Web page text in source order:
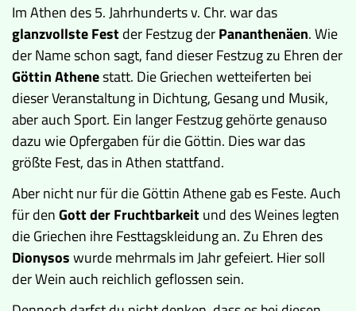
Im Athen des 5. Jahrhunderts v. Chr. war das
glanzvollste Festder Festzug derPananthenäen. Wie
der Name schon sagt, fand dieser Festzug zu Ehren der
Göttin Athenestatt. Die Griechen wetteiferten bei
dieser Veranstaltung in Dichtung, Gesang und Musik,
aber auch Sport. Ein langer Festzug gehörte genauso
dazu wie Opfergaben für die Göttin. Dies war das
größte Fest, das in Athen stattfand.
Aber nicht nur für die Göttin Athene gab es Feste. Auch
für denGott der Fruchtbarkeitund des Weines legten
die Griechen ihre Festtagskleidung an. Zu Ehren des
Dionysoswurde mehrmals im Jahr gefeiert. Hier soll
der Wein auch reichlich geflossen sein.